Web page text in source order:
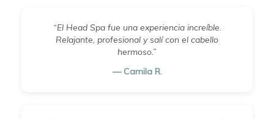
“El Head Spa fue una experiencia increíble.
Relajante, profesional y salí con el cabello
hermoso.”
— Camila R.